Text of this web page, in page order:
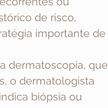
de risco,
importante de
dermatoscopia, que
o dermatologista
biópsia ou